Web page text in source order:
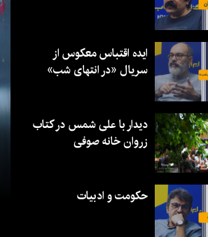
ایده اقتباس معکوس از
سریال «در انتهای شب»
دیدار با علی شمس در کتاب
زروان خانه صوفی
حکومت و ادبیات